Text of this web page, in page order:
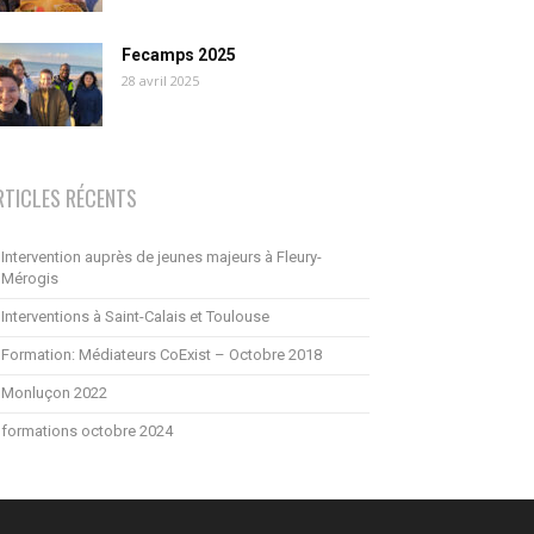
Fecamps 2025
28 avril 2025
RÉCENTS
Intervention auprès de jeunes majeurs à Fleury-
Mérogis
Interventions à Saint-Calais et Toulouse
Formation: Médiateurs CoExist – Octobre 2018
Monluçon 2022
formations octobre 2024